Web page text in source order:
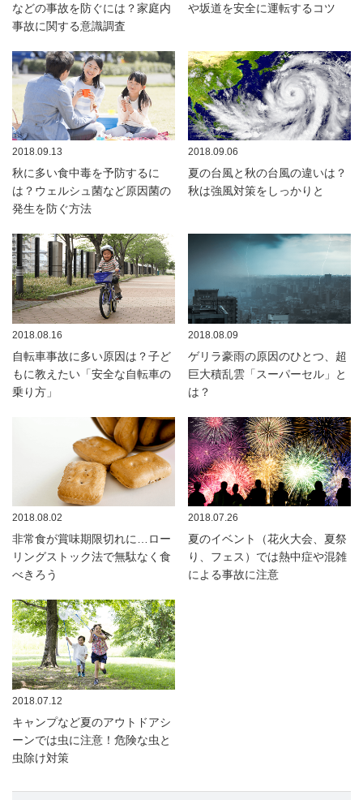
などの事故を防ぐには？家庭内
事故に関する意識調査
や坂道を安全に運転するコツ
2018.09.13
秋に多い食中毒を予防するに
は？ウェルシュ菌など原因菌の
発生を防ぐ方法
2018.09.06
夏の台風と秋の台風の違いは？
秋は強風対策をしっかりと
2018.08.16
自転車事故に多い原因は？子ど
もに教えたい「安全な自転車の
乗り方」
2018.08.09
ゲリラ豪雨の原因のひとつ、超
巨大積乱雲「スーパーセル」と
は？
2018.08.02
非常食が賞味期限切れに…ロー
リングストック法で無駄なく食
べきろう
2018.07.26
夏のイベント（花火大会、夏祭
り、フェス）では熱中症や混雑
による事故に注意
2018.07.12
キャンプなど夏のアウトドアシ
ーンでは虫に注意！危険な虫と
虫除け対策